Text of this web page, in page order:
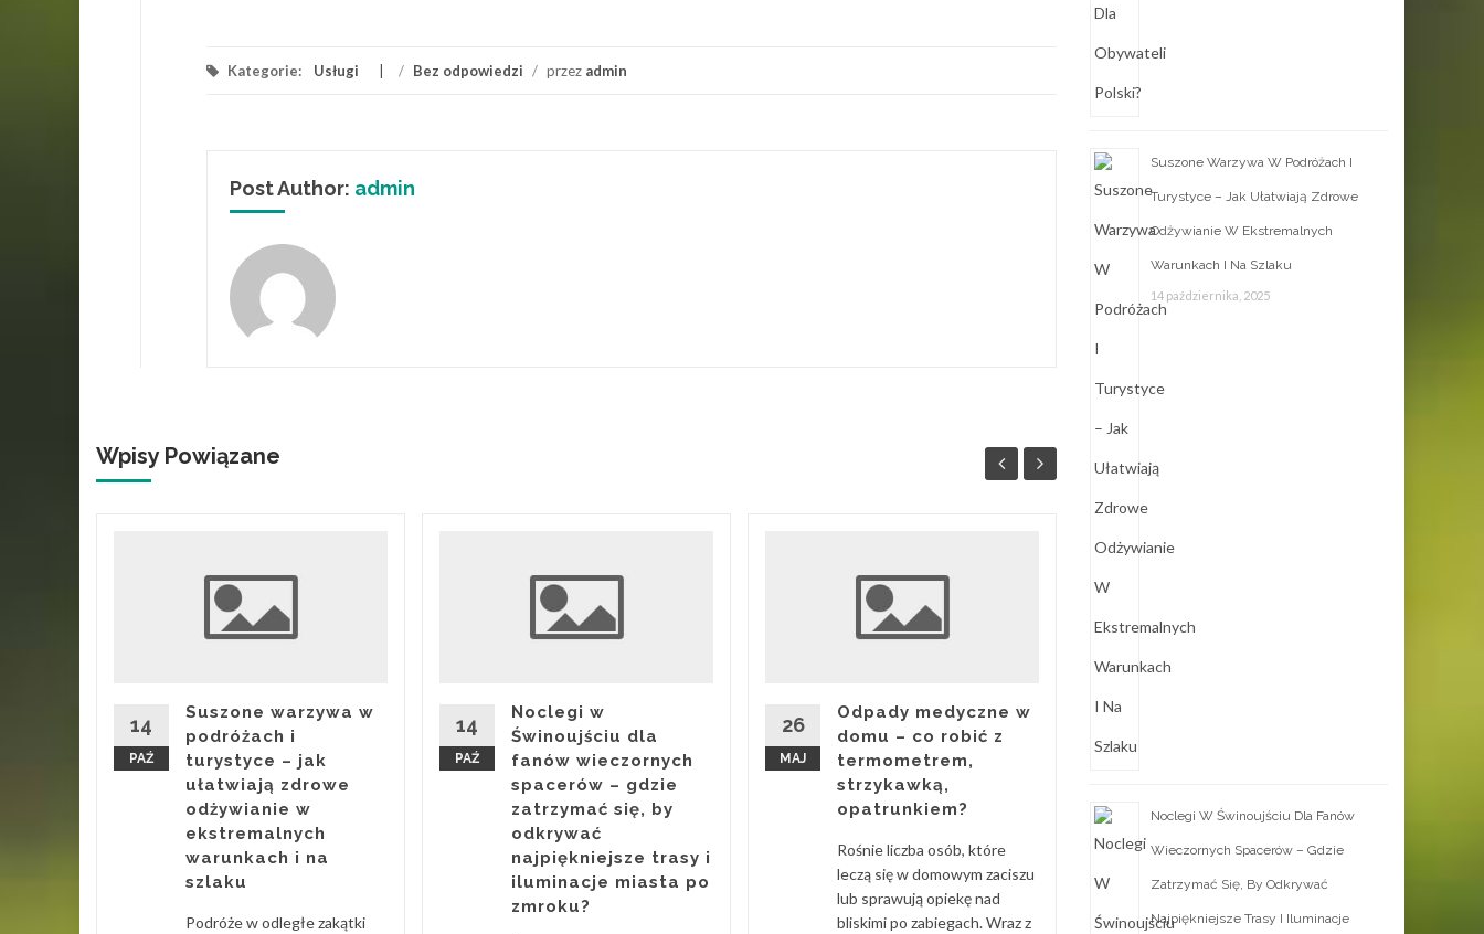
Kategorie: Usługi / Bez odpowiedzi / przez admin
Post Author: admin
Wpisy Powiązane
14
PAŹ
Suszone warzywa w
podróżach i
turystyce – jak
ułatwiają zdrowe
odżywianie w
ekstremalnych
warunkach i na
szlaku
Podróże w odległe zakątki
14
PAŹ
Noclegi w
Świnoujściu dla
fanów wieczornych
spacerów – gdzie
zatrzymać się, by
odkrywać
najpiękniejsze trasy i
iluminacje miasta po
zmroku?
26
MAJ
Odpady medyczne w
domu – co robić z
termometrem,
strzykawką,
opatrunkiem?
Rośnie liczba osób, które
leczą się w domowym zaciszu
lub sprawują opiekę nad
bliskimi po zabiegach. Wraz z
Testery narkotykowe
popularności?
Testery na narkotyki to
Usługi
Suszone Warzywa W Podróżach I
Turystyce – Jak Ułatwiają Zdrowe
Odżywianie W Ekstremalnych
Warunkach I Na Szlaku
14 października, 2025
Noclegi W Świnoujściu Dla Fanów
Wieczornych Spacerów – Gdzie
Zatrzymać Się, By Odkrywać
Najpiękniejsze Trasy I Iluminacje